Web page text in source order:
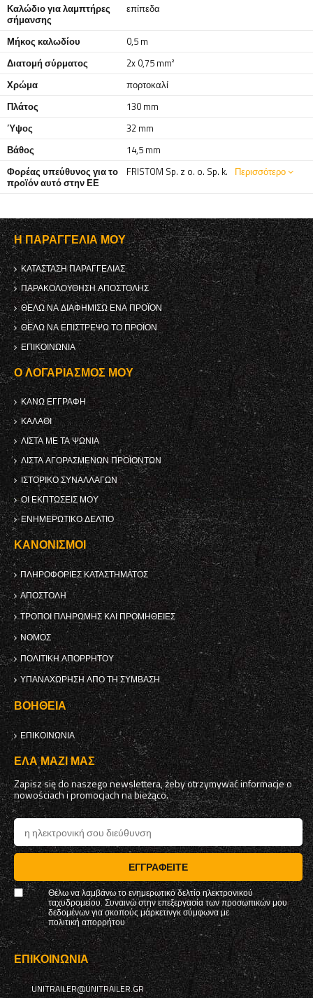
Καλώδιο για λαμπτήρες
σήμανσης
επίπεδα
Μήκος καλωδίου
0,5 m
Διατομή σύρματος
2x 0,75 mm²
Χρώμα
πορτοκαλί
Πλάτος
130 mm
Ύψος
32 mm
Βάθος
14,5 mm
Φορέας υπεύθυνος για το
προϊόν αυτό στην ΕΕ
FRISTOM Sp. z o. o. Sp. k. Περισσότερο
Η ΠΑΡΑΓΓΕΛΊΑ ΜΟΥ
ΚΑΤΆΣΤΑΣΗ ΠΑΡΑΓΓΕΛΊΑΣ
ΠΑΡΑΚΟΛΟΎΘΗΣΗ ΑΠΟΣΤΟΛΉΣ
ΘΈΛΩ ΝΑ ΔΙΑΦΗΜΊΣΩ ΈΝΑ ΠΡΟΪΌΝ
ΘΈΛΩ ΝΑ ΕΠΙΣΤΡΈΨΩ ΤΟ ΠΡΟΪΌΝ
ΕΠΙΚΟΙΝΩΝΊΑ
Ο ΛΟΓΑΡΙΑΣΜΌΣ ΜΟΥ
ΚΑΝΩ ΕΓΓΡΑΦΗ
ΚΑΛΆΘΙ
ΛΊΣΤΑ ΜΕ ΤΑ ΨΏΝΙΑ
ΛΊΣΤΑ ΑΓΟΡΑΣΜΈΝΩΝ ΠΡΟΪΌΝΤΩΝ
ΙΣΤΟΡΙΚΌ ΣΥΝΑΛΛΑΓΏΝ
ΟΙ ΕΚΠΤΏΣΕΙΣ ΜΟΥ
ΕΝΗΜΕΡΩΤΙΚΌ ΔΕΛΤΊΟ
ΚΑΝΟΝΙΣΜΟΊ
ΠΛΗΡΟΦΟΡΊΕΣ ΚΑΤΑΣΤΉΜΑΤΟΣ
ΑΠΟΣΤΟΛΉ
ΤΡΌΠΟΙ ΠΛΗΡΩΜΉΣ ΚΑΙ ΠΡΟΜΉΘΕΙΕΣ
ΝΌΜΟΣ
ΠΟΛΙΤΙΚΉ ΑΠΟΡΡΉΤΟΥ
ΥΠΑΝΑΧΏΡΗΣΗ ΑΠΌ ΤΗ ΣΎΜΒΑΣΗ
ΒΟΉΘΕΙΑ
ΕΠΙΚΟΙΝΩΝΊΑ
ΈΛΑ ΜΑΖΊ ΜΑΣ
Zapisz się do naszego newslettera, żeby otrzymywać informacje o
nowościach i promocjach na bieżąco.
ΕΓΓΡΑΦΕΊΤΕ
Θέλω να λαμβάνω το ενημερωτικό δελτίο ηλεκτρονικού
ταχυδρομείου. Συναινώ στην επεξεργασία των προσωπικών μου
δεδομένων για σκοπούς μάρκετινγκ σύμφωνα με
πολιτική απορρήτου
ΕΠΙΚΟΙΝΩΝΊΑ
UNITRAILER@UNITRAILER.GR